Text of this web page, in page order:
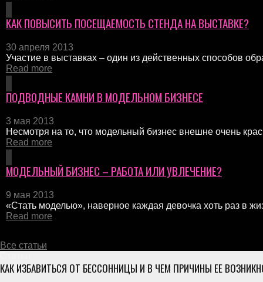
КАК ПОВЫСИТЬ ПОСЕЩАЕМОСТЬ СТЕНДА НА ВЫСТАВКЕ?
30 апреля 2013
Участие в выставках – один из действенных способов
Read more
ПОДВОДНЫЕ КАМНИ В МОДЕЛЬНОМ БИЗНЕСЕ
3 мая 2013
Несмотря на то, что модельный бизнес внешне очень
Read more
МОДЕЛЬНЫЙ БИЗНЕС – РАБОТА ИЛИ УВЛЕЧЕНИЕ?
9 мая 2013
«Стать моделью», наверное каждая девочка хоть раз в
Read more
Все статьи
КАК ИЗБАВИТЬСЯ ОТ БЕССОННИЦЫ И В ЧЕМ ПРИЧИНЫ ЕЕ